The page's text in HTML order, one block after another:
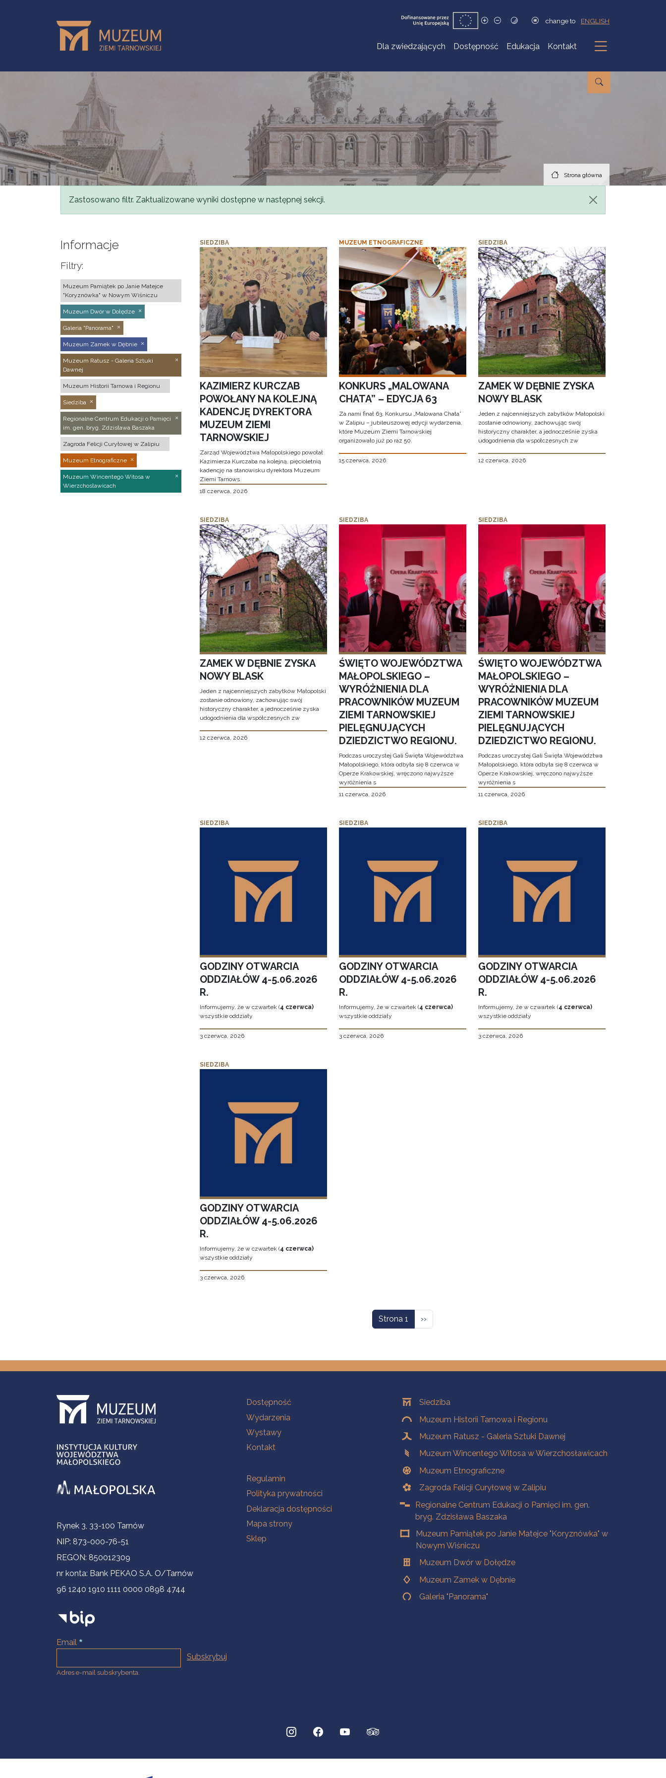
change to ENGLISH
Dla zwiedzających Dostępność Edukacja Kontakt
Podmenu
Strona główna
Komunikat
Zastosowano filtr. Zaktualizowane wyniki dostępne w następnej sekcji.
Informacje
Filtry:
Muzeum Pamiątek po Janie Matejce
"Koryznówka" w Nowym Wiśniczu
Muzeum Dwór w Dołędze
Galeria "Panorama"
Muzeum Zamek w Dębnie
Muzeum Ratusz - Galeria Sztuki
Dawnej
Muzeum Historii Tarnowa i Regionu
Siedziba
Regionalne Centrum Edukacji o Pamięci
im. gen. bryg. Zdzisława Baszaka
Zagroda Felicji Curyłowej w Zalipiu
Muzeum Etnograficzne
Muzeum Wincentego Witosa w
Wierzchosławicach
SIEDZIBA
KAZIMIERZ KURCZAB
POWOŁANY NA KOLEJNĄ
KADENCJĘ DYREKTORA
MUZEUM ZIEMI
TARNOWSKIEJ
Zarząd Województwa Małopolskiego powołał
Kazimierza Kurczaba na kolejną, pięcioletnią
kadencję na stanowisku dyrektora Muzeum
Ziemi Tarnows
18 czerwca, 2026
MUZEUM ETNOGRAFICZNE
KONKURS „MALOWANA
CHATA” – EDYCJA 63
Za nami finał 63. Konkursu „Malowana Chata”
w Zalipiu – jubileuszowej edycji wydarzenia,
które Muzeum Ziemi Tarnowskiej
organizowało już po raz 50.
15 czerwca, 2026
SIEDZIBA
ZAMEK W DĘBNIE ZYSKA
NOWY BLASK
Jeden z najcenniejszych zabytków Małopolski
zostanie odnowiony, zachowując swój
historyczny charakter, a jednocześnie zyska
udogodnienia dla współczesnych zw
12 czerwca, 2026
SIEDZIBA
ZAMEK W DĘBNIE ZYSKA
NOWY BLASK
Jeden z najcenniejszych zabytków Małopolski
zostanie odnowiony, zachowując swój
historyczny charakter, a jednocześnie zyska
udogodnienia dla współczesnych zw
12 czerwca, 2026
SIEDZIBA
ŚWIĘTO WOJEWÓDZTWA
MAŁOPOLSKIEGO –
WYRÓŻNIENIA DLA
PRACOWNIKÓW MUZEUM
ZIEMI TARNOWSKIEJ
PIELĘGNUJĄCYCH
DZIEDZICTWO REGIONU.
Podczas uroczystej Gali Święta Województwa
Małopolskiego, która odbyła się 8 czerwca w
Operze Krakowskiej, wręczono najwyższe
wyróżnienia s
11 czerwca, 2026
SIEDZIBA
ŚWIĘTO WOJEWÓDZTWA
MAŁOPOLSKIEGO –
WYRÓŻNIENIA DLA
PRACOWNIKÓW MUZEUM
ZIEMI TARNOWSKIEJ
PIELĘGNUJĄCYCH
DZIEDZICTWO REGIONU.
Podczas uroczystej Gali Święta Województwa
Małopolskiego, która odbyła się 8 czerwca w
Operze Krakowskiej, wręczono najwyższe
wyróżnienia s
11 czerwca, 2026
SIEDZIBA
GODZINY OTWARCIA
ODDZIAŁÓW 4-5.06.2026
R.
Informujemy, że w czwartek (4 czerwca)
wszystkie oddziały
3 czerwca, 2026
SIEDZIBA
GODZINY OTWARCIA
ODDZIAŁÓW 4-5.06.2026
R.
Informujemy, że w czwartek (4 czerwca)
wszystkie oddziały
3 czerwca, 2026
SIEDZIBA
GODZINY OTWARCIA
ODDZIAŁÓW 4-5.06.2026
R.
Informujemy, że w czwartek (4 czerwca)
wszystkie oddziały
3 czerwca, 2026
SIEDZIBA
GODZINY OTWARCIA
ODDZIAŁÓW 4-5.06.2026
R.
Informujemy, że w czwartek (4 czerwca)
wszystkie oddziały
3 czerwca, 2026
Strona 1 Następna strona
››
Informacje kontaktowe
Rynek 3, 33-100 Tarnów
NIP: 873-000-76-51
REGON: 850012309
nr konta: Bank PEKAO S.A. O/Tarnów
96 1240 1910 1111 0000 0898 4744
Email
Adres e-mail subskrybenta.
Na skróty
Dostępność
Wydarzenia
Wystawy
Kontakt
Na skróty
Regulamin
Polityka prywatności
Deklaracja dostępności
Mapa strony
Sklep
OddziałySiedziba
Muzeum Historii Tarnowa i Regionu
Muzeum Ratusz - Galeria Sztuki Dawnej
Muzeum Wincentego Witosa w Wierzchosławicach
Muzeum Etnograficzne
Zagroda Felicji Curyłowej w Zalipiu
Regionalne Centrum Edukacji o Pamięci im. gen.
bryg. Zdzisława Baszaka
Muzeum Pamiątek po Janie Matejce "Koryznówka" w
Nowym Wiśniczu
Muzeum Dwór w Dołędze
Muzeum Zamek w Dębnie
Galeria "Panorama"